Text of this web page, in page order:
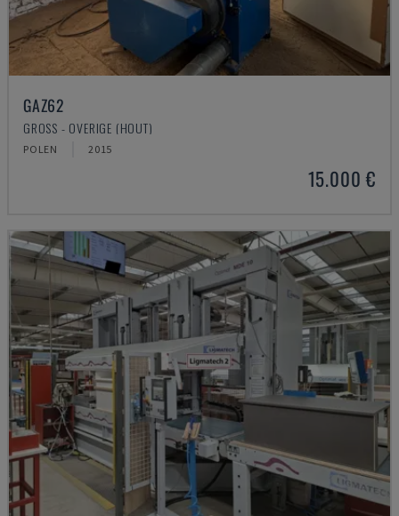
GAZ62
GROSS - OVERIGE (HOUT)
POLEN 2015
15.000 €